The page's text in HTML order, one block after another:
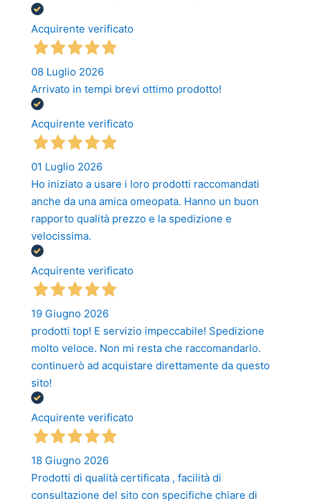
Acquirente verificato
08 Luglio 2026
Arrivato in tempi brevi ottimo prodotto!
Acquirente verificato
01 Luglio 2026
Ho iniziato a usare i loro prodotti raccomandati
anche da una amica omeopata. Hanno un buon
rapporto qualità prezzo e la spedizione e
velocissima.
Acquirente verificato
19 Giugno 2026
prodotti top! E servizio impeccabile! Spedizione
molto veloce. Non mi resta che raccomandarlo.
continuerò ad acquistare direttamente da questo
sito!
Acquirente verificato
18 Giugno 2026
Prodotti di qualità certificata , facilità di
consultazione del sito con specifiche chiare di